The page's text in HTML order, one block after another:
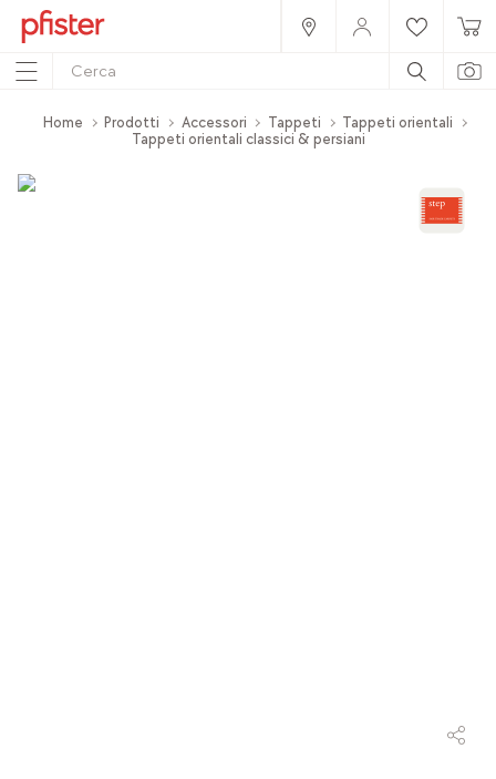
Home Prodotti Accessori Tappeti
Tappeti orientali
Tappeti orientali classici & persiani